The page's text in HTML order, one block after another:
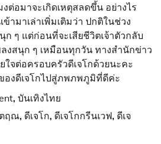
ต่อมาจะเกิดเหตุสลดขึ้น อย่างไร
ามาเล่าเพิ่มเติมว่า ปกติในช่วง
ก ๆ แต่ก่อนที่จะเสียชีวิตเจ้าตัวกลับ
ลงสนุก ๆ เหมือนทุกวัน ทางสำนักข่าว
ใจต่อครอบครัวดีเจโกด้วยนะคะ
งดีเจโกไปสู่ภพภพภูมิที่ดีค่ะ
, บันเทิงไทย
ตฤณ, ดีเจโก, ดีเจโกกรีนเวฟ, ดีเจ